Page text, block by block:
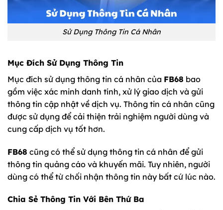
Sử Dụng Thông Tin Cá Nhân
Mục Đích Sử Dụng Thông Tin
Mục đích sử dụng thông tin cá nhân của FB68 bao
gồm việc xác minh danh tính, xử lý giao dịch và gửi
thông tin cập nhật về dịch vụ. Thông tin cá nhân cũng
được sử dụng để cải thiện trải nghiệm người dùng và
cung cấp dịch vụ tốt hơn.
FB68 cũng có thể sử dụng thông tin cá nhân để gửi
thông tin quảng cáo và khuyến mãi. Tuy nhiên, người
dùng có thể từ chối nhận thông tin này bất cứ lúc nào.
Chia Sẻ Thông Tin Với Bên Thứ Ba